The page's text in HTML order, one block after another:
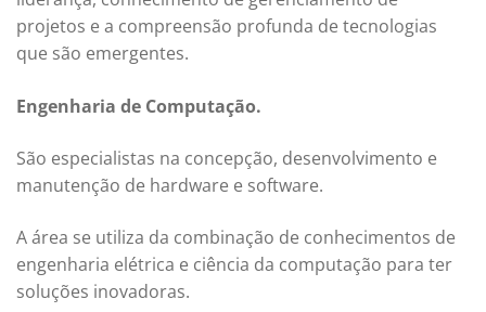
projetos e a compreensão profunda de tecnologias
que são emergentes.
Engenharia de Computação.
São especialistas na concepção, desenvolvimento e
manutenção de hardware e software.
A área se utiliza da combinação de conhecimentos de
engenharia elétrica e ciência da computação para ter
soluções inovadoras.